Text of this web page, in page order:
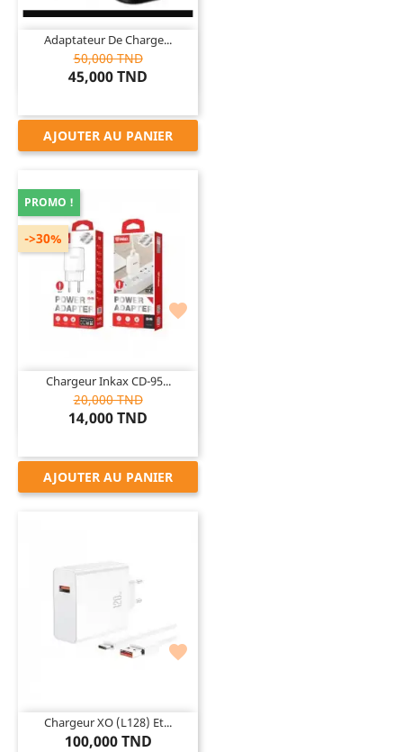
Adaptateur De Charge...
50,000 TND
45,000 TND
AJOUTER AU PANIER

Chargeur Inkax CD-95...
20,000 TND
14,000 TND
PROMO !
->30%
AJOUTER AU PANIER

Chargeur XO (L128) Et...
100,000 TND